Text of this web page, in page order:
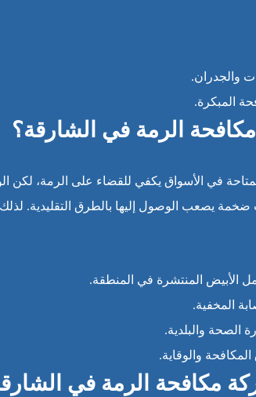
والجدران.
المبكرة.
الرمة في الشارقة؟
في الأسواق يكفي للقضاء على الرمة، لكن
يصعب الوصول إليها بالطرق التقليدية. لذلك
الأبيض المنتشرة في المنطقة.
المخفية.
الصحة والبلدية.
والوقاية.
مكافحة الرمة في